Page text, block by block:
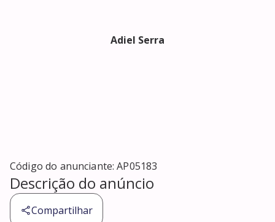
Adiel Serra
Código do anunciante:AP05183
Descrição do anúncio
Compartilhar